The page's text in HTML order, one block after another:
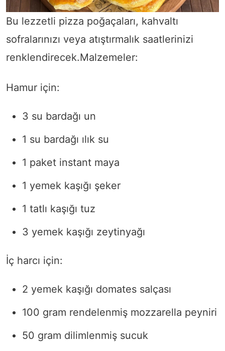
Bu lezzetli pizza poğaçaları, kahvaltı
sofralarınızı veya atıştırmalık saatlerinizi
renklendirecek.Malzemeler:
Hamur için:
3 su bardağı un
1 su bardağı ılık su
1 paket instant maya
1 yemek kaşığı şeker
1 tatlı kaşığı tuz
3 yemek kaşığı zeytinyağı
İç harcı için:
2 yemek kaşığı domates salçası
100 gram rendelenmiş mozzarella peyniri
50 gram dilimlenmiş sucuk